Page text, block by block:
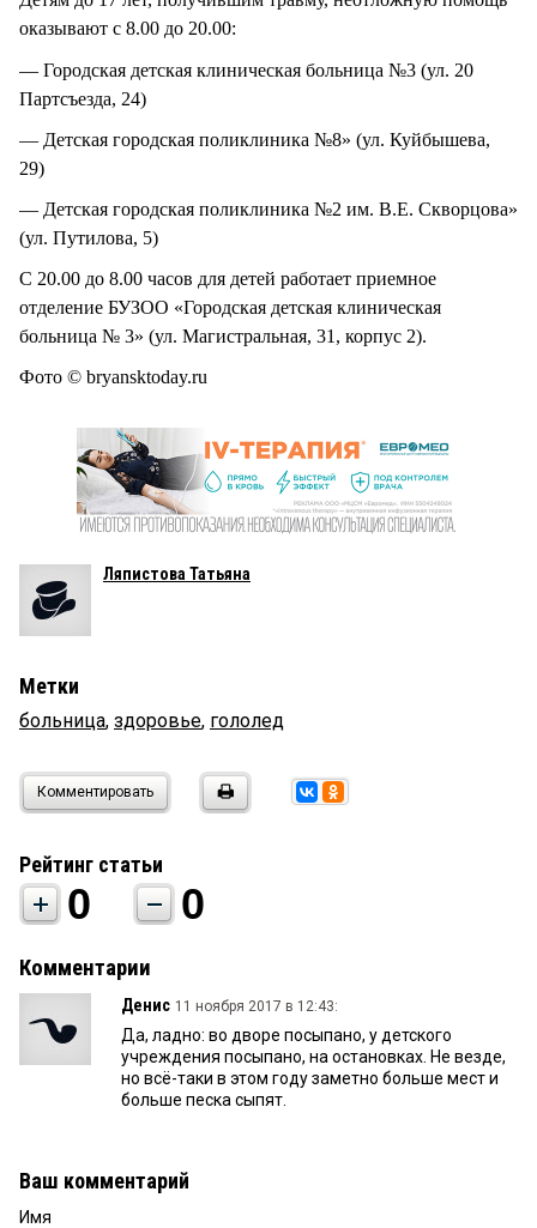
оказывают с 8.00 до 20.00:
— Городская детская клиническая больница №3 (ул. 20
Партсъезда, 24)
— Детская городская поликлиника №8» (ул. Куйбышева,
29)
— Детская городская поликлиника №2 им. В.Е. Скворцова»
(ул. Путилова, 5)
С 20.00 до 8.00 часов для детей работает приемное
отделение БУЗОО «Городская детская клиническая
больница № 3» (ул. Магистральная, 31, корпус 2).
Фото © bryansktoday.ru
Ляпистова Татьяна
Метки
больница, здоровье, гололед
Комментировать
Рейтинг статьи
0 0
Комментарии
Денис 11 ноября 2017 в 12:43:
Да, ладно: во дворе посыпано, у детского
учреждения посыпано, на остановках. Не везде,
но всё-таки в этом году заметно больше мест и
больше песка сыпят.
Ваш комментарий
Имя